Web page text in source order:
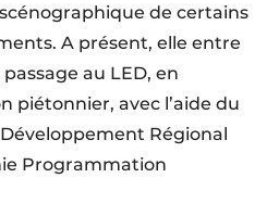
de certains
A présent, elle entre
au LED, en
piétonnier, avec l’aide du
Régional
Programmation